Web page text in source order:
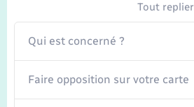
Transports
Voirie et espace public
Tout replier
Qui est concerné ?
Faire opposition sur votre carte